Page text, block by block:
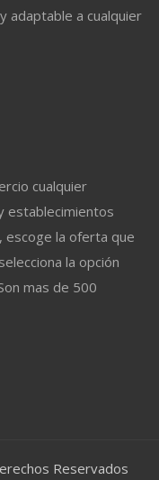
adaptable a cualquier
cualquier
establecimientos
escoge la oferta que
la opción
mas de 500
Reservados